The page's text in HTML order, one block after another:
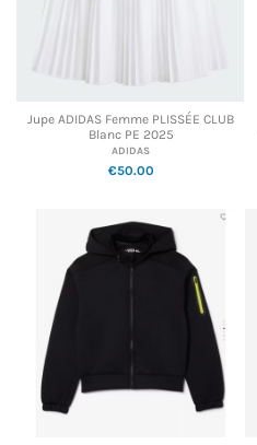
Jupe ADIDAS Femme PLISSÉE CLUB
Blanc PE 2025
ADIDAS
€50.00